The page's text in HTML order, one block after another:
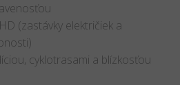
(zastávky električiek a
cyklotrasami a blízkosťou